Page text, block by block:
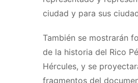
ciudad y para sus
También se mostrarán
de la historia del Rico
Hércules, y se
fragmentos del